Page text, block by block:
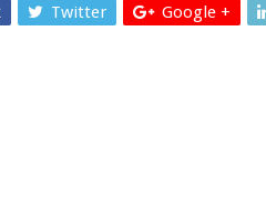
Twitter Google +